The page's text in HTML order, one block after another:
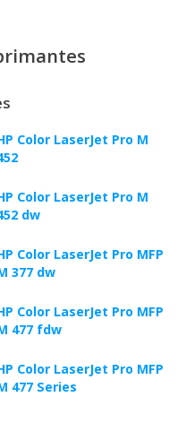
Color LaserJet Pro M
Color LaserJet Pro M
dw
Color LaserJet Pro MFP
377 dw
Color LaserJet Pro MFP
477 fdw
Color LaserJet Pro MFP
477 Series